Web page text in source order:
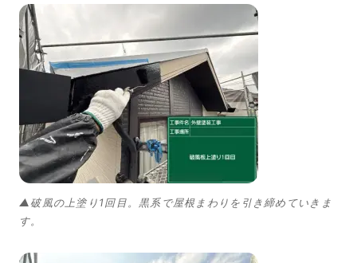
▲破風の上塗り1回目。黒系で屋根まわりを引き締めていきま
す。